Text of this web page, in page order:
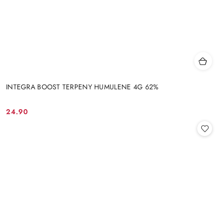
INTEGRA BOOST TERPENY HUMULENE 4G 62%
Cena:
24.90